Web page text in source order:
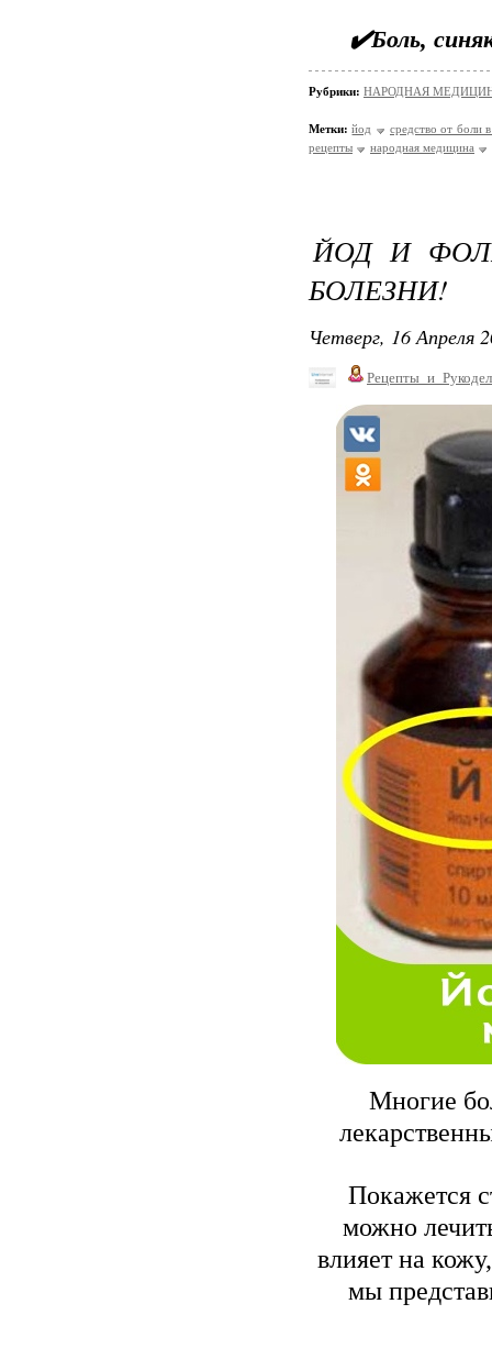
✔️Боль,
Рубрики: НАРОДНАЯ
Метки: йод
средство от боли
рецепты
народная медицина
ЙОД И
БОЛЕЗНИ!
Четверг, 16 Апреля
Многие
Покажется
можно
влияет на
мы